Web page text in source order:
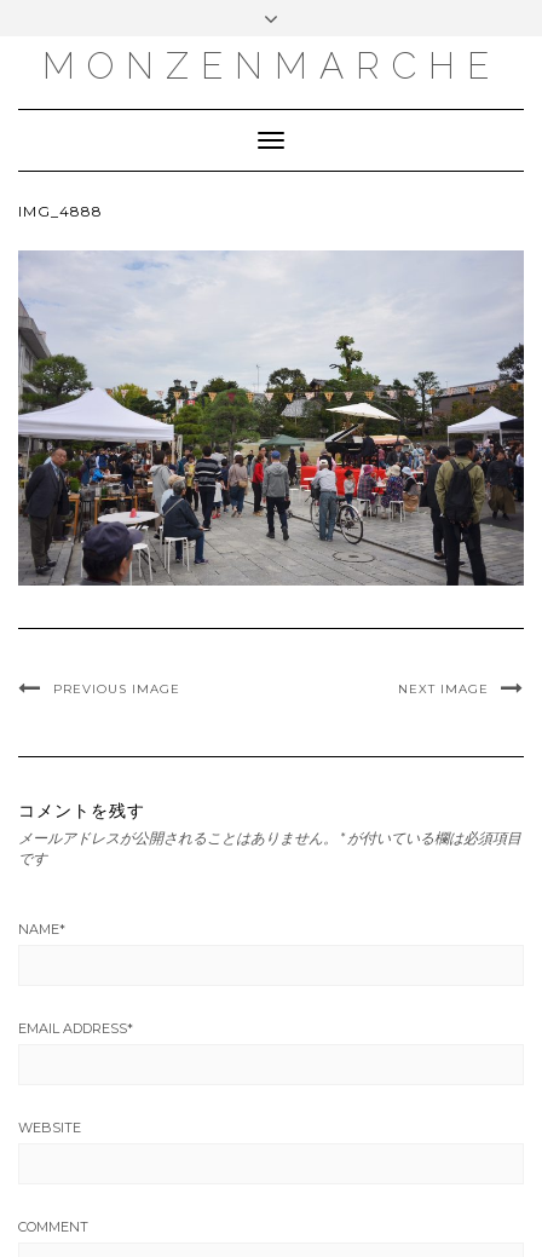
MONZENMARCHE
Toggle
Navigation
IMG_4888
PREVIOUS IMAGE NEXT IMAGE
コメントを残す
メールアドレスが公開されることはありません。 * が付いている欄は必須項目
です
NAME*
EMAIL ADDRESS*
WEBSITE
COMMENT